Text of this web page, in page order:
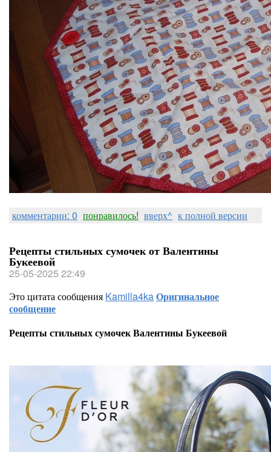
комментарии: 0 понравилось! вверх^ к полной версии
Рецепты стильных сумочек от Валентины
Букеевой
25-05-2025 22:49
Это цитата сообщения Kamilla4kaОригинальное
сообщение
Рецепты стильных сумочек Валентины Букеевой